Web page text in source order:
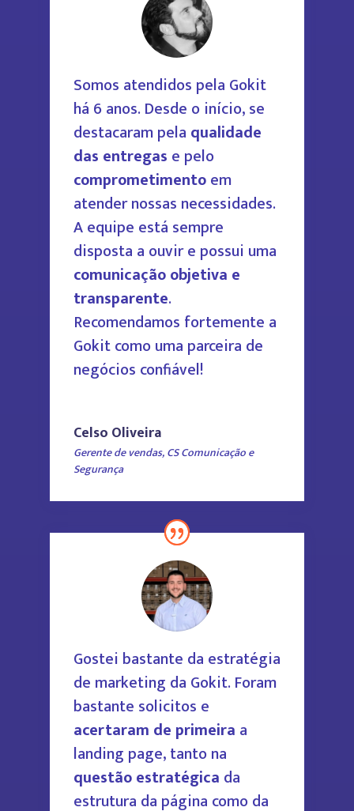
Somos atendidos pela Gokit
há 6 anos. Desde o início, se
destacaram pela qualidade
das entregas e pelo
comprometimentoem
atender nossas necessidades.
A equipe está sempre
disposta a ouvir e possui uma
comunicação objetiva e
transparente.
Recomendamos fortemente a
Gokit como uma parceira de
negócios confiável!
Celso Oliveira
Gerente de vendas,CS Comunicação e
Segurança
Gostei bastante da estratégia
de marketing da Gokit. Foram
bastante solicitos e
acertaram de primeira a
landing page, tanto na
questão estratégica da
estrutura da página como da